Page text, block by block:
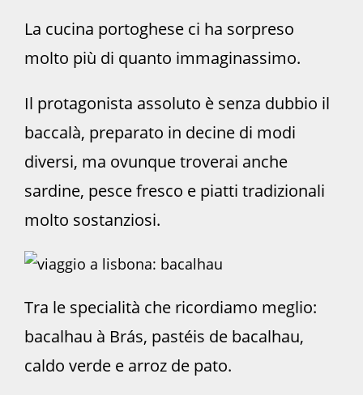
La cucina portoghese ci ha sorpreso
molto più di quanto immaginassimo.
Il protagonista assoluto è senza dubbio il
baccalà, preparato in decine di modi
diversi, ma ovunque troverai anche
sardine, pesce fresco e piatti tradizionali
molto sostanziosi.
Tra le specialità che ricordiamo meglio:
bacalhau à Brás, pastéis de bacalhau,
caldo verde e arroz de pato.